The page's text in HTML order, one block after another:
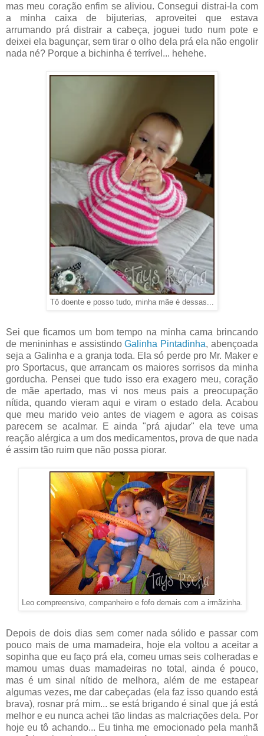
mas meu coração enfim se aliviou. Consegui distrai-la com
a minha caixa de bijuterias, aproveitei que estava
arrumando prá distrair a cabeça, joguei tudo num pote e
deixei ela bagunçar, sem tirar o olho dela prá ela não engolir
nada né? Porque a bichinha é terrível... hehehe.
Tô doente e posso tudo, minha mãe é dessas...
Sei que ficamos um bom tempo na minha cama brincando
de menininhas e assistindoGalinha Pintadinha, abençoada
seja a Galinha e a granja toda. Ela só perde pro Mr. Maker e
pro Sportacus, que arrancam os maiores sorrisos da minha
gorducha. Pensei que tudo isso era exagero meu, coração
de mãe apertado, mas vi nos meus pais a preocupação
nítida, quando vieram aqui e viram o estado dela. Acabou
que meu marido veio antes de viagem e agora as coisas
parecem se acalmar. E ainda "prá ajudar" ela teve uma
reação alérgica a um dos medicamentos, prova de que nada
é assim tão ruim que não possa piorar.
Leo compreensivo, companheiro e fofo demais com a irmãzinha.
Depois de dois dias sem comer nada sólido e passar com
pouco mais de uma mamadeira, hoje ela voltou a aceitar a
sopinha que eu faço prá ela, comeu umas seis colheradas e
mamou umas duas mamadeiras no total, ainda é pouco,
mas é um sinal nítido de melhora, além de me estapear
algumas vezes, me dar cabeçadas (ela faz isso quando está
brava), rosnar prá mim... se está brigando é sinal que já está
melhor e eu nunca achei tão lindas as malcriações dela. Por
hoje eu tô achando... Eu tinha me emocionado pela manhã